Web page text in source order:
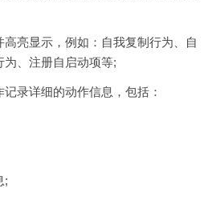
亮显示，例如：自我复制行为、自
、注册自启动项等;
录详细的动作信息，包括：
;